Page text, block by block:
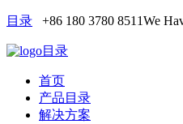
目录 +86 180 3780 8511We
目录
首页
产品目录
解决方案